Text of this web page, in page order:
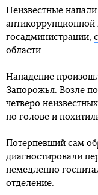
Неизвестные
госадминистрации,
области.
Нападение
Запорожья. Возле
четверо
по голове и
Потерпевший сам
диагностировали
немедленно
отделение.